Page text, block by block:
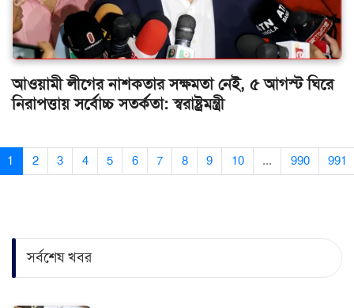
আওয়ামী লীগের নাশকতার সক্ষমতা নেই, ৫ আগস্ট ঘিরে
নিরাপত্তায় সর্বোচ্চ সতর্কতা: স্বরাষ্ট্রমন্ত্রী
1 2 3 4 5 6 7 8 9 10 ... 990 991
সর্বশেষ খবর